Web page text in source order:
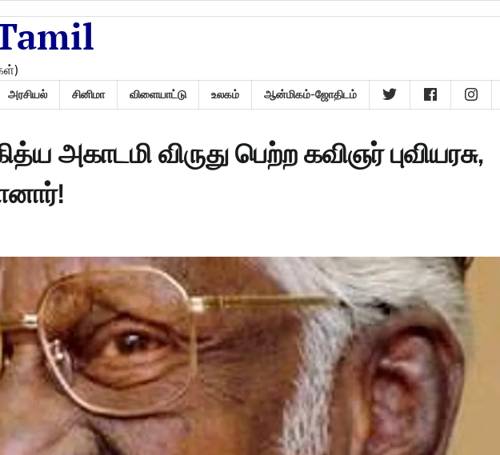
அரசியல் சினிமா விளையாட்டு உலகம் ஆன்மிகம்-ஜோதிடம்
அகாடமி விருது பெற்ற கவிஞர் புவியரசு,